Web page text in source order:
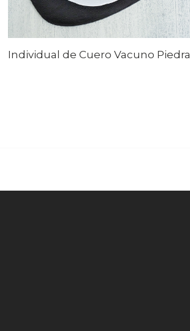
Individual de Cuero Vacuno Piedra